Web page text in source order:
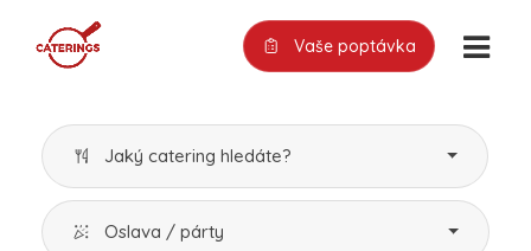
Vaše poptávka
Jaký catering hledáte?
Oslava / párty